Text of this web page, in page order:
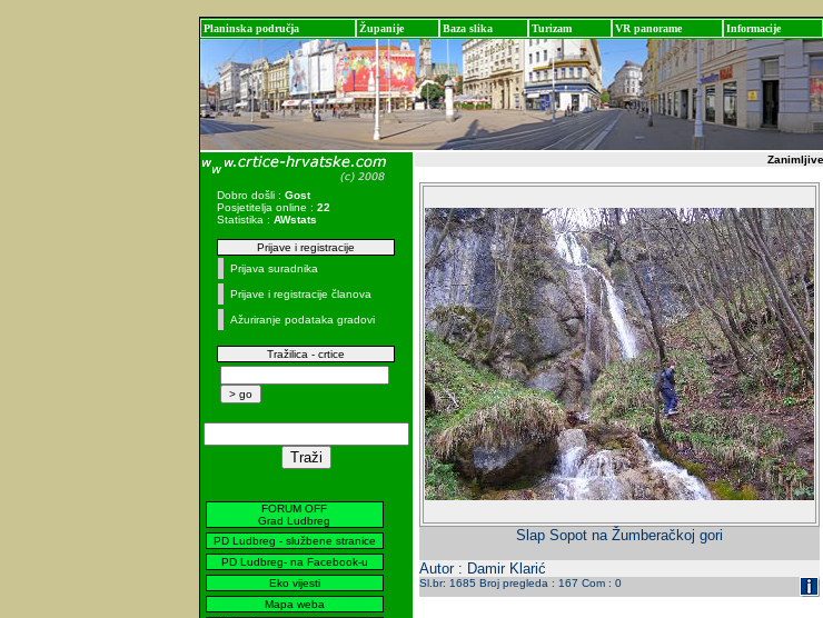
Planinska područja Županije Baza slika Turizam VR panorame Informacije
Dobro došli : Gost
Posjetitelja online : 22
Statistika : AWstats
Prijave i registracije
Prijava suradnika
Prijave i registracije članova
Ažuriranje podataka gradovi
Tražilica - crtice
FORUM OFF
Grad Ludbreg
PD Ludbreg - službene stranice
PD Ludbreg- na Facebook-u
Eko vijesti
Mapa weba
Slap Sopot na Žumberačkoj gori
Autor : Damir Klarić
Sl.br: 1685 Broj pregleda : 167 Com : 0